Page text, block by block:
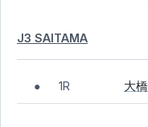
J3 SAITAMA
● 1R 大